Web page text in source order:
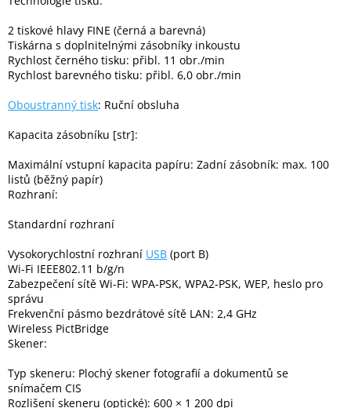
A
CARTRIDGE
OEM
Sestavy
Inpraise
Kamerové
systémy
Doprodej
Přihlášení
2 tiskové hlavy FINE (černá a barevná)
Tiskárna s doplnitelnými zásobníky inkoustu
Rychlost černého tisku: přibl. 11 obr./min
Rychlost barevného tisku: přibl. 6,0 obr./min
Oboustranný tisk: Ruční obsluha
Kapacita zásobníku [str]:
Maximální vstupní kapacita papíru: Zadní zásobník: max. 100
listů (běžný papír)
Rozhraní:
Standardní rozhraní
Vysokorychlostní rozhraní USB (port B)
Wi-Fi IEEE802.11 b/g/n
Zabezpečení sítě Wi-Fi: WPA-PSK, WPA2-PSK, WEP, heslo pro
správu
Frekvenční pásmo bezdrátové sítě LAN: 2,4 GHz
Wireless PictBridge
Skener:
Typ skeneru: Plochý skener fotografií a dokumentů se
snímačem CIS
Rozlišení skeneru (optické): 600 × 1 200 dpi